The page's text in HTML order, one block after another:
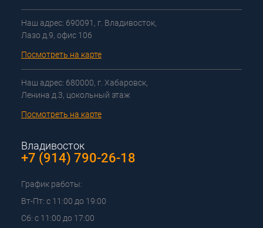
Наш адрес: 690091, г. Владивосток,
Лазо д.9, офис 106
Посмотреть на карте
Наш адрес: 680000, г. Хабаровск,
Ленина д.3, цокольный этаж
Посмотреть на карте
Владивосток
+7 (914) 790-26-18
График работы:
Вт-Пт: с 11:00 до 19:00
Сб: с 11:00 до 17:00